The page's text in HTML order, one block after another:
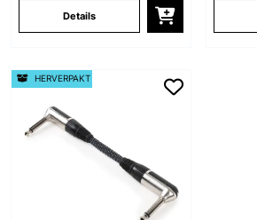
Details
HERVERPAKT